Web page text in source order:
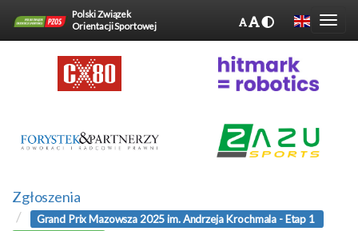
Polski Związek
Orientacji Sportowej
Zgłoszenia
Grand Prix Mazowsza 2025 im. Andrzeja Krochmala - Etap 1